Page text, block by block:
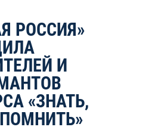
РОССИЯ»
И
«ЗНАТЬ,